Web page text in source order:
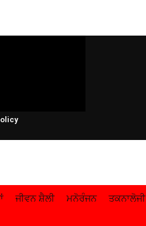
ਜੀਵਨ ਸ਼ੈਲੀ ਮਨੋਰੰਜਨ ਤਕਨਾਲੋਜੀ